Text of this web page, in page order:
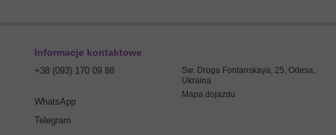
Informacje kontaktowe
+38 (093) 170 09 88
WhatsApp
Telegram
Św. Droga Fontanskaya, 25, Odesa,
Ukraina
Mapa dojazdu